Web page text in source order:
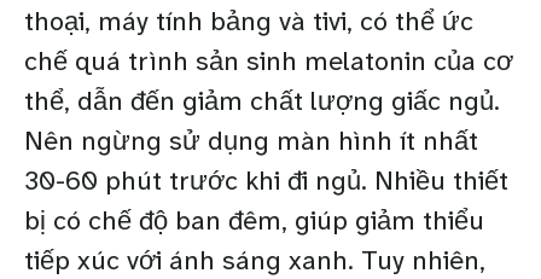
thoại, máy tính bảng và tivi, có thể ức
chế quá trình sản sinh melatonin của cơ
thể, dẫn đến giảm chất lượng giấc ngủ.
Nên ngừng sử dụng màn hình ít nhất
30-60 phút trước khi đi ngủ. Nhiều thiết
bị có chế độ ban đêm, giúp giảm thiểu
tiếp xúc với ánh sáng xanh. Tuy nhiên,